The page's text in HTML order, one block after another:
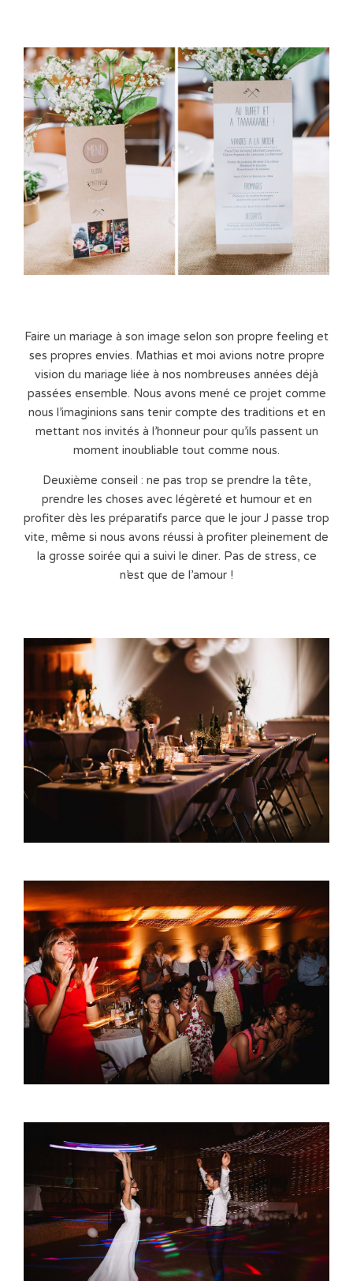
Faire un mariage à son image selon son propre feeling et
ses propres envies. Mathias et moi avions notre propre
vision du mariage liée à nos nombreuses années déjà
passées ensemble. Nous avons mené ce projet comme
nous l’imaginions sans tenir compte des traditions et en
mettant nos invités à l’honneur pour qu’ils passent un
moment inoubliable tout comme nous.
Deuxième conseil : ne pas trop se prendre la tête,
prendre les choses avec légèreté et humour et en
profiter dès les préparatifs parce que le jour J passe trop
vite, même si nous avons réussi à profiter pleinement de
la grosse soirée qui a suivi le diner. Pas de stress, ce
n’est que de l’amour !